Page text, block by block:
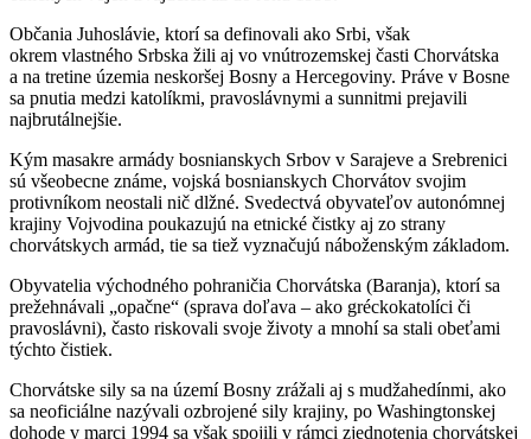
Občania Juhoslávie, ktorí sa definovali ako Srbi, však
okrem vlastného Srbska žili aj vo vnútrozemskej časti Chorvátska
a na tretine územia neskoršej Bosny a Hercegoviny. Práve v Bosne
sa pnutia medzi katolíkmi, pravoslávnymi a sunnitmi prejavili
najbrutálnejšie.
Kým masakre armády bosnianskych Srbov v Sarajeve a Srebrenici
sú všeobecne známe, vojská bosnianskych Chorvátov svojim
protivníkom neostali nič dlžné. Svedectvá obyvateľov autonómnej
krajiny Vojvodina poukazujú na etnické čistky aj zo strany
chorvátskych armád, tie sa tiež vyznačujú náboženským základom.
Obyvatelia východného pohraničia Chorvátska (Baranja), ktorí sa
prežehnávali „opačne“ (sprava doľava – ako gréckokatolíci či
pravoslávni), často riskovali svoje životy a mnohí sa stali obeťami
týchto čistiek.
Chorvátske sily sa na území Bosny zrážali aj s mudžahedínmi, ako
sa neoficiálne nazývali ozbrojené sily krajiny, po Washingtonskej
dohode v marci 1994 sa však spojili v rámci zjednotenia chorvátskej